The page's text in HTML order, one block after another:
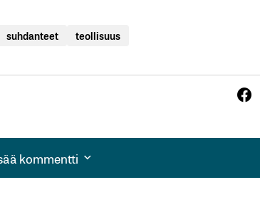
suhdanteet teollisuus
kommentti
kommentti